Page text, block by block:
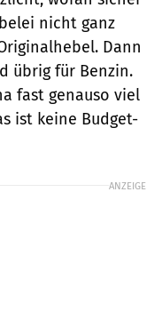
nicht ganz
Dann
übrig für Benzin.
fast genauso viel
ist keine Budget-
ANZEIGE